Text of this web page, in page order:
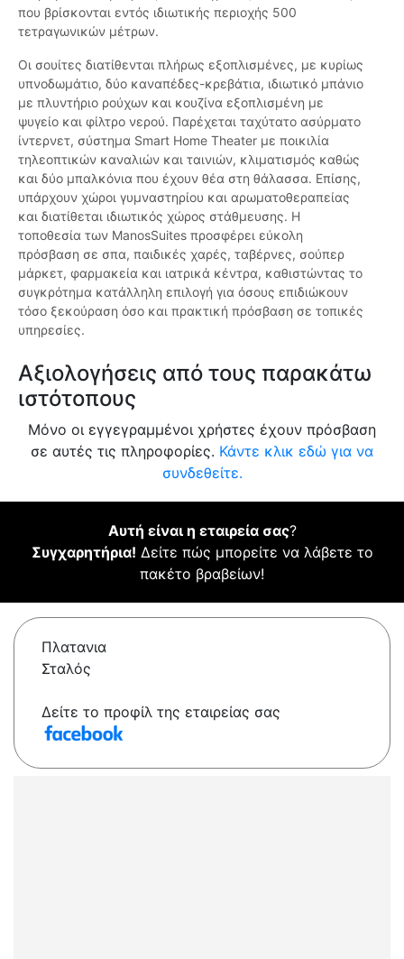
που βρίσκονται εντός ιδιωτικής περιοχής 500
τετραγωνικών μέτρων.
Οι σουίτες διατίθενται πλήρως εξοπλισμένες, με κυρίως
υπνοδωμάτιο, δύο καναπέδες-κρεβάτια, ιδιωτικό μπάνιο
με πλυντήριο ρούχων και κουζίνα εξοπλισμένη με
ψυγείο και φίλτρο νερού. Παρέχεται ταχύτατο ασύρματο
ίντερνετ, σύστημα Smart Home Theater με ποικιλία
τηλεοπτικών καναλιών και ταινιών, κλιματισμός καθώς
και δύο μπαλκόνια που έχουν θέα στη θάλασσα. Επίσης,
υπάρχουν χώροι γυμναστηρίου και αρωματοθεραπείας
και διατίθεται ιδιωτικός χώρος στάθμευσης. Η
τοποθεσία των ManosSuites προσφέρει εύκολη
πρόσβαση σε σπα, παιδικές χαρές, ταβέρνες, σούπερ
μάρκετ, φαρμακεία και ιατρικά κέντρα, καθιστώντας το
συγκρότημα κατάλληλη επιλογή για όσους επιδιώκουν
τόσο ξεκούραση όσο και πρακτική πρόσβαση σε τοπικές
υπηρεσίες.
Αξιολογήσεις από τους παρακάτω
ιστότοπους
Μόνο οι εγγεγραμμένοι χρήστες έχουν πρόσβαση
σε αυτές τις πληροφορίες. Κάντε κλικ εδώ για να
συνδεθείτε.
Αυτή είναι η εταιρεία σας?
Συγχαρητήρια! Δείτε πώς μπορείτε να λάβετε το
πακέτο βραβείων!
Πλατανια
Σταλός
Δείτε το προφίλ της εταιρείας σας